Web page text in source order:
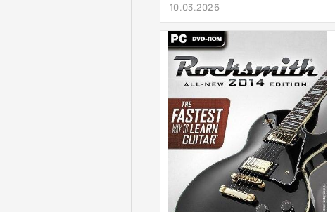
10.03.2026